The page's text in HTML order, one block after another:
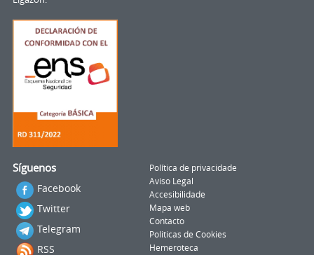
Síguenos
Facebook
Twitter
Telegram
RSS
Política de privacidade
Aviso Legal
Accesibilidade
Mapa web
Contacto
Politicas de Cookies
Hemeroteca